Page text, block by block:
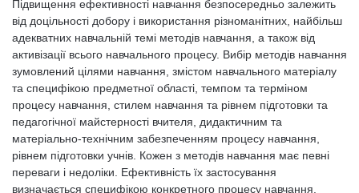
Підвищення ефективності навчання безпосередньо залежить
від доцільності добору і використання різноманітних, найбільш
адекватних навчальній темі методів навчання, а також від
активізації всього навчального процесу. Вибір методів навчання
зумовлений цілями навчання, змістом навчального матеріалу
та специфікою предметної області, темпом та терміном
процесу навчання, стилем навчання та рівнем підготовки та
педагогічної майстерності вчителя, дидактичним та
матеріально-технічним забезпеченням процесу навчання,
рівнем підготовки учнів. Кожен з методів навчання має певні
переваги і недоліки. Ефективність їх застосування
визначається специфікою конкретного процесу навчання.